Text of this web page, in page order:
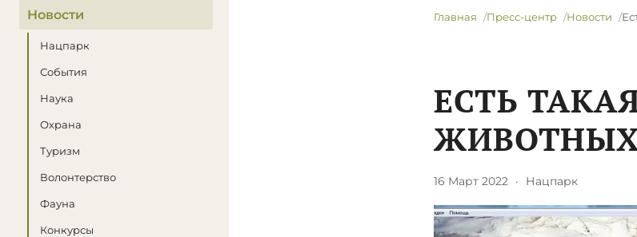
В этом разделе
Новости
Нацпарк
События
Наука
Охрана
Туризм
Волонтерство
Фауна
Конкурсы
Главная Пресс-центр Новости
​ЕСТЬ
16 Март 2022 · Нацпарк